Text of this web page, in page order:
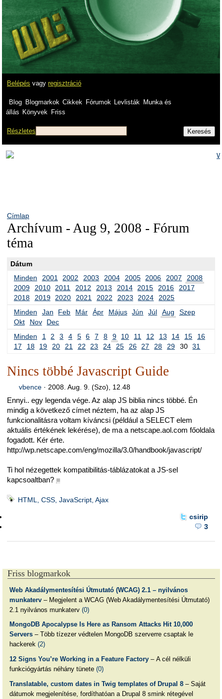
Belépés vagy regisztráció
Blog Blogmarkok Cikkek Fórumok Levlisták
Munka és
állás Könyvek Friss
Részletes
Címlap
Archívum - Aug 9, 2008 - Fórum
téma
Dátum
Minden
2001 2002 2003 2004 2005 2006 2007
2008
2009
2010 2011 2012 2013 2014 2015 2016
2017
2018
2019 2020 2021 2022 2023 2024
2025
Minden
Jan Feb Már Ápr Május Jún Júl Aug
Szep
Okt
Nov
Dec
Minden
1 2 3 4 5 6 7 8 9 10 11 12 13 14 15
16
17
18 19 20 21 22 23 24 25 26 27 28 29 30 31
Nincs többé Javascript Guide
vbence· 2008. Aug. 9. (Szo), 12.48
Ennyi.. egy legenda vége. Az alap JS biblia nincs többé. Én
mindig a következő címet néztem, ha az alap JS
funkcionalitásra voltam kíváncsi (például a SELECT elem
aktuális értékének lekérése), de ma a netscape.aol.com főoldala
fogadott. Kér érte.
http://wp.netscape.com/eng/mozilla/3.0/handbook/javascript/
Ti hol nézegettek kompatibilitás-táblázatokat a JS-sel
kapcsoaltban? ■
HTML, CSS, JavaScript, Ajax
csirip
3
Friss blogmarkok
Web Akadálymentesítési Útmutató (WCAG) 2.1 – nyilvános
munkaterv– Megjelent a WCAG (Web Akadálymentesítési Útmutató)
2.1 nyilvános munkaterv (0)
MongoDB Apocalypse Is Here as Ransom Attacks Hit 10,000
Servers– Több tízezer védtelen MongoDB szerverre csaptak le
hackerek (2)
12 Signs You’re Working in a Feature Factory– A cél nélküli
funkciógyártás néhány tünete (0)
Translatable, custom dates in Twig templates of Drupal 8– Saját
dátumok megjelenítése, fordíthatóan a Drupal 8 smink rétegével